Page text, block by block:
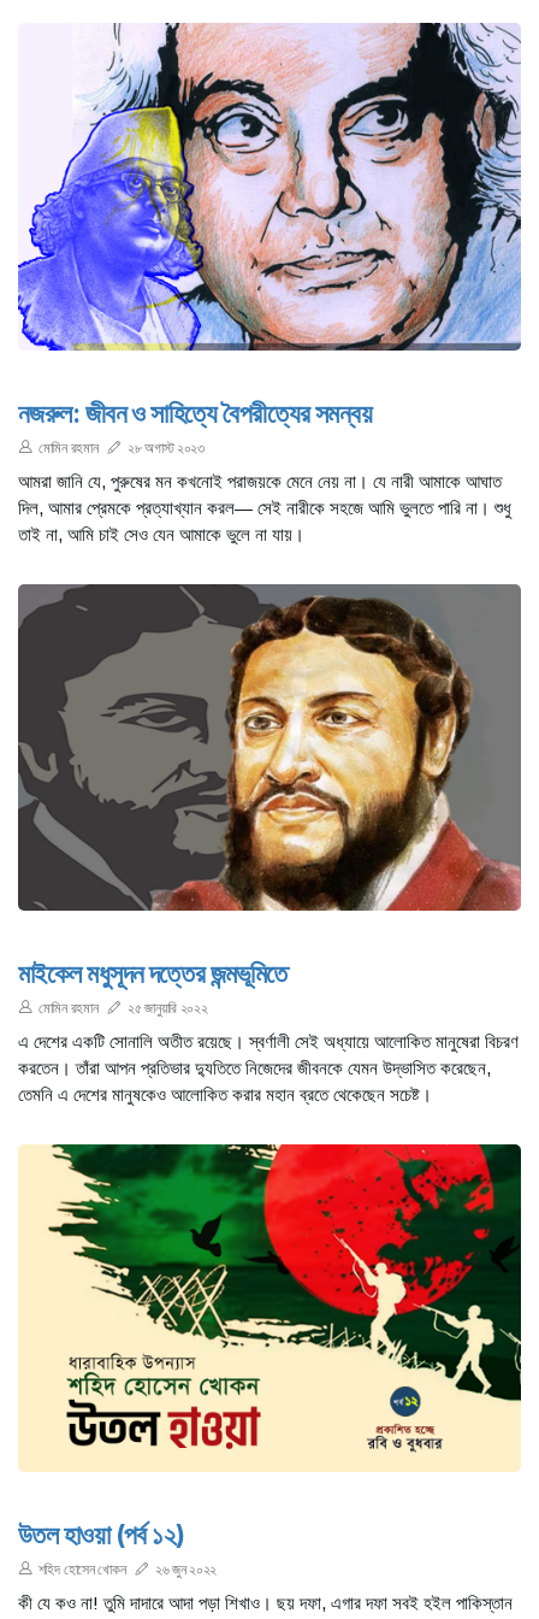
নজরুল: জীবন ও সাহিত্যে বৈপরীত্যের সমন্বয়
মোমিন রহমান ২৮ অগাস্ট ২০২৩
আমরা জানি যে, পুরুষের মন কখনোই পরাজয়কে মেনে নেয় না। যে নারী আমাকে আঘাত
দিল, আমার প্রেমকে প্রত্যাখ্যান করল— সেই নারীকে সহজে আমি ভুলতে পারি না। শুধু
তাই না, আমি চাই সেও যেন আমাকে ভুলে না যায়।
মাইকেল মধুসূদন দত্তের জন্মভূমিতে
মোমিন রহমান ২৫ জানুয়ারি ২০২২
এ দেশের একটি সোনালি অতীত রয়েছে। স্বর্ণালী সেই অধ্যায়ে আলোকিত মানুষেরা বিচরণ
করতেন। তাঁরা আপন প্রতিভার দ্যুতিতে নিজেদের জীবনকে যেমন উদ্ভাসিত করেছেন,
তেমনি এ দেশের মানুষকেও আলোকিত করার মহান ব্রতে থেকেছেন সচেষ্ট।
উতল হাওয়া (পর্ব ১২)
শহিদ হোসেন খোকন ২৬ জুন ২০২২
কী যে কও না! তুমি দাদারে আদা পড়া শিখাও। ছয় দফা, এগার দফা সবই হইল পাকিস্তান